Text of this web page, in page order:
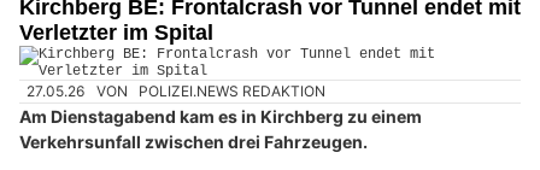
Kirchberg BE: Frontalcrash vor Tunnel endet mit
Verletzter im Spital
27.05.26 VON POLIZEI.NEWS REDAKTION
Am Dienstagabend kam es in Kirchberg zu einem
Verkehrsunfall zwischen drei Fahrzeugen.